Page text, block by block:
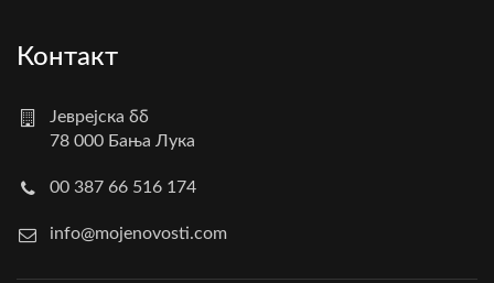
Контакт
Јеврејска бб
78 000 Бања Лука
00 387 66 516 174
info@mojenovosti.com